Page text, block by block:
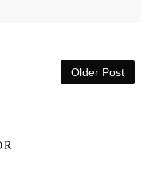
Older Post